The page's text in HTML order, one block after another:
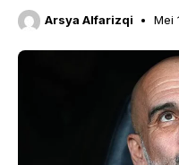
Arsya Alfarizqi Mei